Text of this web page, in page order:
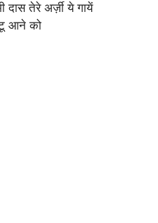
दास तेरे अर्ज़ी ये गायें
आने को